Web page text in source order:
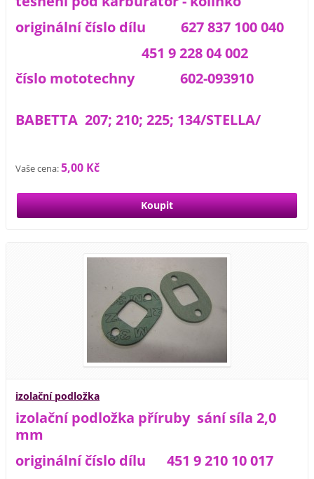
originální číslo dílu 627 837 100 040
451 9 228 04 002
číslo mototechny 602-093910
BABETTA 207; 210; 225; 134/STELLA/
Vaše cena:5,00 Kč
izolační podložka
izolační podložka příruby sání síla 2,0
mm
originální číslo dílu 451 9 210 10 017